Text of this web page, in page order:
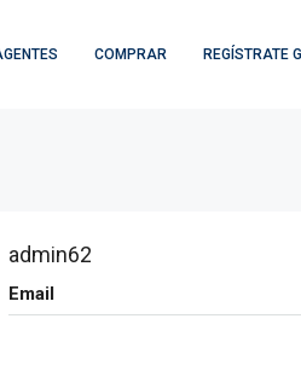
COMPRAR REGÍSTRATE
admin62
Email